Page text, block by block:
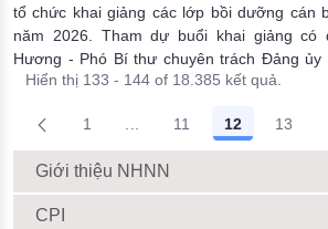
tổ chức khai giảng các lớp bồi dưỡng cán
năm 2026. Tham dự buổi khai giảng có
Hương - Phó Bí thư chuyên trách Đảng ủy
cán bộ làm công tác Đảng tại các đơn vị
Đảng, Học viện Chính trị Quốc gia Hồ Chí
Hiển thị 133 - 144 of 18.385 kết quả.
1 ...Trang trung gian Use TAB
11 12 13
Giới thiệu NHNN
CPI